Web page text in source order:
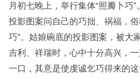
月初七晚上，举行集体“照瓣卜巧
投影图案问自己的巧拙、祸福，俗
巧”。姑娘碗底的投影图案，被大
吉利、祥瑞时，心中十分高兴，
一口，其意是使虔诚乞巧得来的